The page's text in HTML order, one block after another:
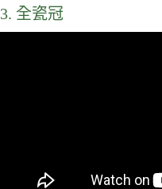
3. 全瓷冠